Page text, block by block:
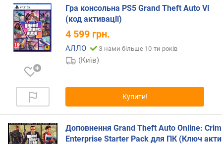
ц
і
й
і
к
о
і
б
м
Гра консольна PS5 Grand Theft Auto VI
(код активації)
4 599 грн.
АЛЛО З нами більше 10-ти років
(Київ)
Купити!
Доповнення Grand Theft Auto Online:
Enterprise Starter Pack для ПК (Ключ